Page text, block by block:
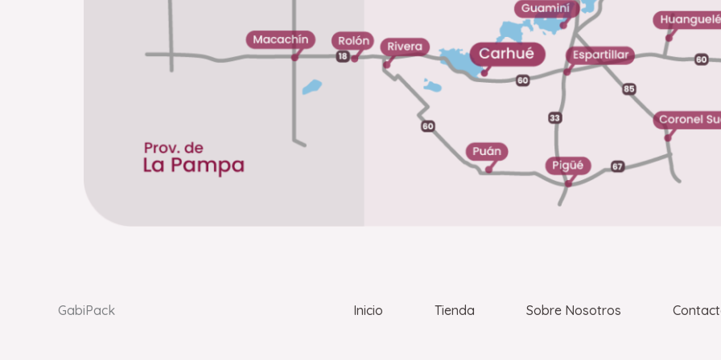
GabiPack Inicio Tienda Sobre Nosotros